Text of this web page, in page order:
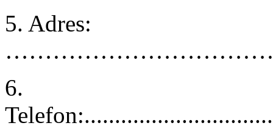
5. Adres:
6.